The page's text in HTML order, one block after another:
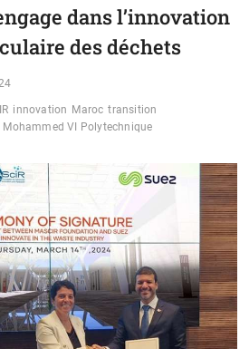
dans l’innovation
des déchets
innovation Maroc transition
Mohammed VI Polytechnique